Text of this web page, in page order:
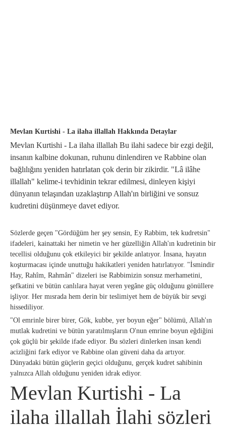
Mevlan Kurtishi - La ilaha illallah Hakkında Detaylar
Mevlan Kurtishi - La ilaha illallah Bu ilahi sadece bir ezgi değil,
insanın kalbine dokunan, ruhunu dinlendiren ve Rabbine olan
bağlılığını yeniden hatırlatan çok derin bir zikirdir. "Lâ ilâhe
illallah" kelime-i tevhidinin tekrar edilmesi, dinleyen kişiyi
dünyanın telaşından uzaklaştırıp Allah'ın birliğini ve sonsuz
kudretini düşünmeye davet ediyor.
Sözlerde geçen "Gördüğüm her şey sensin, Ey Rabbim, tek kudretsin"
ifadeleri, kainattaki her nimetin ve her güzelliğin Allah'ın kudretinin bir
tecellisi olduğunu çok etkileyici bir şekilde anlatıyor. İnsana, hayatın
koşturmacası içinde unuttuğu hakikatleri yeniden hatırlatıyor. "İsmindir
Hay, Rahîm, Rahmân" dizeleri ise Rabbimizin sonsuz merhametini,
şefkatini ve bütün canlılara hayat veren yegâne güç olduğunu gönüllere
işliyor. Her mısrada hem derin bir teslimiyet hem de büyük bir sevgi
hissediliyor.
"Ol emrinle birer birer, Gök, kubbe, yer boyun eğer" bölümü, Allah'ın
mutlak kudretini ve bütün yaratılmışların O'nun emrine boyun eğdiğini
çok güçlü bir şekilde ifade ediyor. Bu sözleri dinlerken insan kendi
acizliğini fark ediyor ve Rabbine olan güveni daha da artıyor.
Dünyadaki bütün güçlerin geçici olduğunu, gerçek kudret sahibinin
yalnızca Allah olduğunu yeniden idrak ediyor.
Mevlan Kurtishi - La
ilaha illallah İlahi sözleri